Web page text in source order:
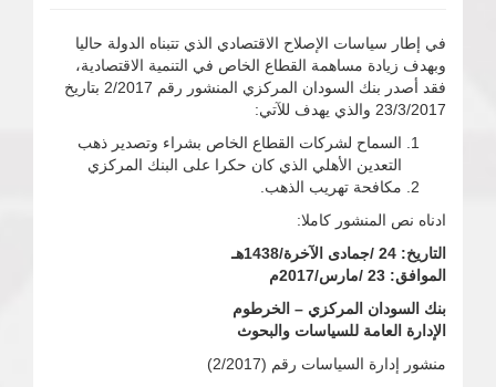
في إطار سياسات الإصلاح الاقتصادي الذي تتبناه الدولة حاليا
وبهدف زيادة مساهمة القطاع الخاص في التنمية الاقتصادية،
فقد أصدر بنك السودان المركزي المنشور رقم 2/2017 بتاريخ
23/3/2017 والذي يهدف للآتي:
السماح لشركات القطاع الخاص بشراء وتصدير ذهب
التعدين الأهلي الذي كان حكرا على البنك المركزي
مكافحة تهريب الذهب.
ادناه نص المنشور كاملا:
التاريخ: 24 /جمادى الآخرة/1438هـ
الموافق: 23 /مارس/2017م
بنك السودان المركزي – الخرطوم
الإدارة العامة للسياسات والبحوث
منشور إدارة السياسات رقم (2/2017)